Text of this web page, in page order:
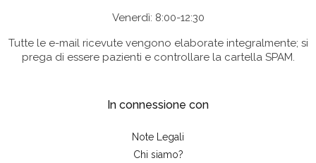
Venerdì: 8:00-12:30
Tutte le e-mail ricevute vengono elaborate integralmente; si
prega di essere pazienti e controllare la cartella SPAM.
In connessione con
Note Legali
Chi siamo?